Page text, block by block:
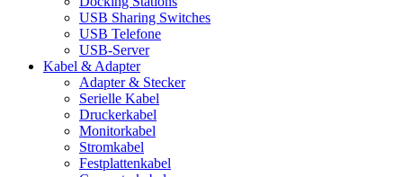
USB Sharing Switches
USB Telefone
USB-Server
Kabel & Adapter
Adapter & Stecker
Serielle Kabel
Druckerkabel
Monitorkabel
Stromkabel
Festplattenkabel